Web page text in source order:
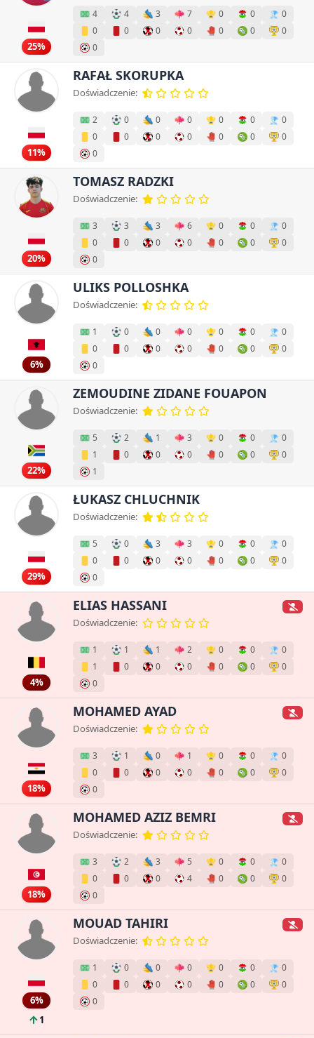
25%
4 4 3 7 0 0
0
0
0 0 0 0 0
0
0
11%
RAFAŁ SKORUPKA
Doświadczenie:
2 0 0 0 0 0
0
0
0 0 0 0 0
0
0
20%
TOMASZ RADZKI
Doświadczenie:
3 3 3 6 0 0
0
0
0 0 0 0 0
0
0
6%
ULIKS POLLOSHKA
Doświadczenie:
1 0 0 0 0 0
0
0
0 0 0 0 0
0
0
22%
ZEMOUDINE ZIDANE FOUAPON
Doświadczenie:
5 2 1 3 0 0
0
1
0 0 0 0 0
0
1
29%
ŁUKASZ CHLUCHNIK
Doświadczenie:
5 0 3 3 0 0
0
0
0 0 0 0 0
0
0
4%
ELIAS HASSANI
Doświadczenie:
1 1 1 2 0 0
0
1
0 0 0 0 0
0
0
18%
MOHAMED AYAD
Doświadczenie:
3 1 0 1 0 0
0
0
0 0 0 0 0
0
0
18%
MOHAMED AZIZ BEMRI
Doświadczenie:
3 2 3 5 0 0
0
0
0 0 4 0 0
0
0
6%
1
MOUAD TAHIRI
Doświadczenie:
1 0 0 0 0 0
0
0
0 0 0 0 0
0
0